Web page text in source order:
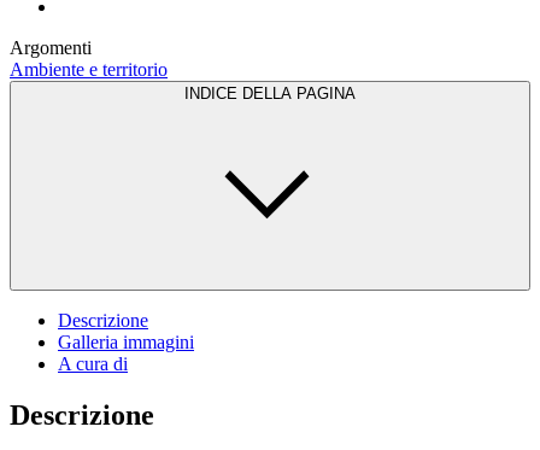
Argomenti
Ambiente e territorio
INDICE DELLA PAGINA
Descrizione
Galleria immagini
A cura di
Descrizione